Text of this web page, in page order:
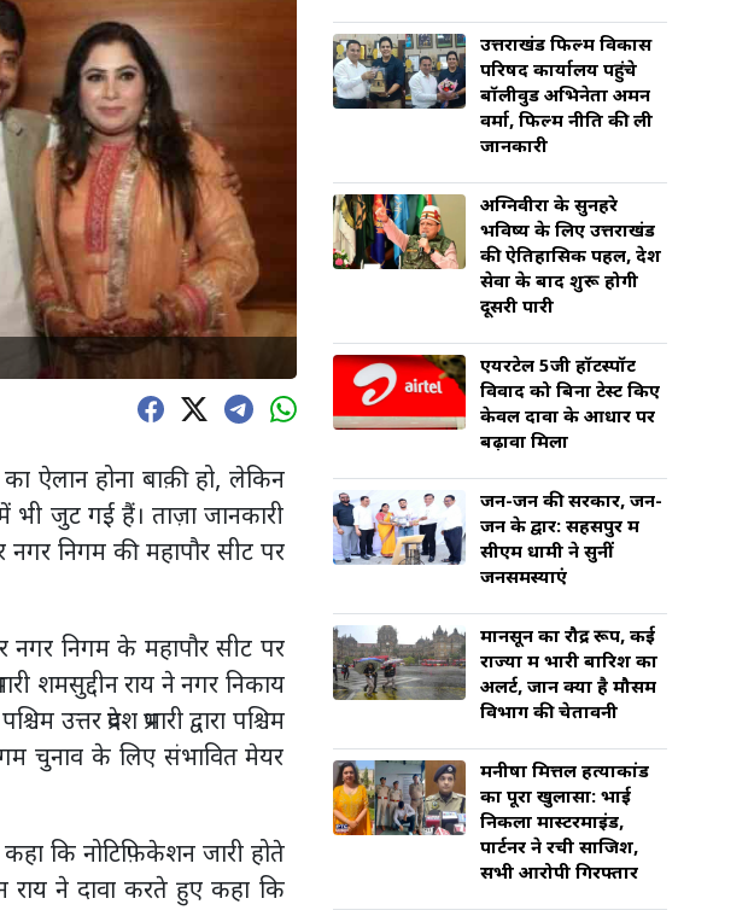
ऐलान होना बाक़ी हो, लेकिन
भी जुट गईं हैं। ताज़ा जानकारी
नगर निगम की महापौर सीट पर
निगम के महापौर सीट पर
शमसुद्दीन राय ने नगर निकाय
प्रदेश प्रभारी द्वारा पश्चिम
चुनाव के लिए संभावित मेयर
कि नोटिफ़िकेशन जारी होते
राय ने दावा करते हुए कहा कि
उत्तराखंड फिल्म विकास
परिषद कार्यालय पहुंचे
बॉलीवुड अभिनेता अमन
वर्मा, फिल्म नीति की ली
जानकारी
अग्निवीरों के सुनहरे
भविष्य के लिए उत्तराखंड
की ऐतिहासिक पहल, देश
सेवा के बाद शुरू होगी
दूसरी पारी
एयरटेल 5जी हॉटस्पॉट
विवाद को बिना टेस्ट किए
केवल दावों के आधार पर
बढ़ावा मिला
जन-जन की सरकार, जन-
जन के द्वार: सहसपुर में
सीएम धामी ने सुनीं
जनसमस्याएं
मानसून का रौद्र रूप, कई
राज्यों में भारी बारिश का
अलर्ट, जानें क्या है मौसम
विभाग की चेतावनी
मनीषा मित्तल हत्याकांड
का पूरा खुलासा: भाई
निकला मास्टरमाइंड,
पार्टनर ने रची साजिश,
सभी आरोपी गिरफ्तार